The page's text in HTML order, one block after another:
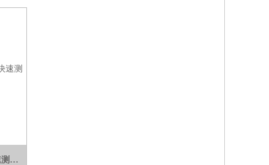
XDGL-NH污水饮用水地表水氨氮快速测定仪/分析仪